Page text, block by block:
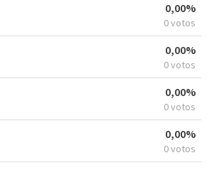
0,00%
0 votos
0,00%
0 votos
0,00%
0 votos
0,00%
0 votos